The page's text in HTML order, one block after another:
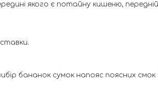
якого є потайну кишеню,
бананок сумок напояс поясних